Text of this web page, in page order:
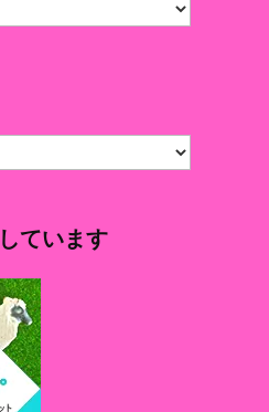
ています